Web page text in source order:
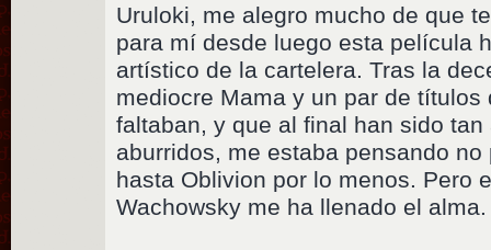
Uruloki, me alegro mucho de que
para mí desde luego esta película
artístico de la cartelera. Tras la
mediocre Mama y un par de títulos
faltaban, y que al final han sido
aburridos, me estaba pensando
hasta Oblivion por lo menos. Pero
Wachowsky me ha llenado el alma.